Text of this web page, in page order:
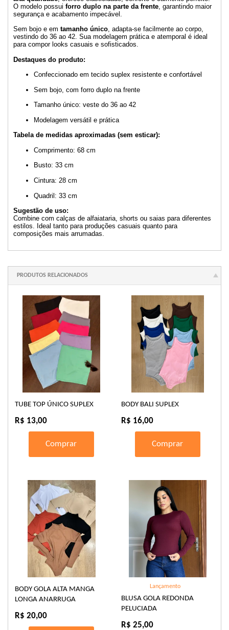
O modelo possui forro duplo na parte da frente , garantindo maior
segurança e acabamento impecável.
Sem bojo e em tamanho único, adapta-se facilmente ao corpo,
vestindo do 36 ao 42. Sua modelagem prática e atemporal é ideal
para compor looks casuais e sofisticados.
Destaques do produto:
Confeccionado em tecido suplex resistente e confortável
Sem bojo, com forro duplo na frente
Tamanho único: veste do 36 ao 42
Modelagem versátil e prática
Tabela de medidas aproximadas (sem esticar):
Comprimento: 68 cm
Busto: 33 cm
Cintura: 28 cm
Quadril: 33 cm
Sugestão de uso:
Combine com calças de alfaiataria, shorts ou saias para diferentes
estilos. Ideal tanto para produções casuais quanto para
composições mais arrumadas.
PRODUTOS RELACIONADOS
TUBE TOP ÚNICO SUPLEX
R$ 13,00
Comprar
BODY BALI SUPLEX
R$ 16,00
Comprar
BODY GOLA ALTA MANGA
LONGA ANARRUGA
R$ 20,00
Lançamento
BLUSA GOLA REDONDA
PELUCIADA
R$ 25,00